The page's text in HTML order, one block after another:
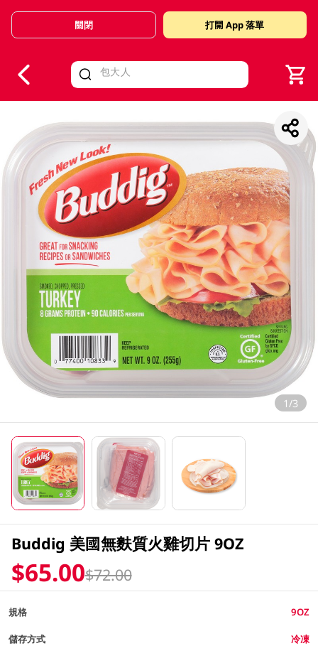
Valid Until 30 June 2026
關閉 打開 App 落單
1/3
Buddig 美國無麩質火雞切片 9OZ
$65.00$72.00
規格 9OZ
儲存方式 冷凍